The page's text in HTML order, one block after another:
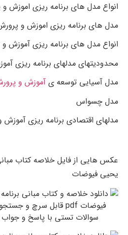
انواع مدل های برنامه ریزی اموزش
مدل های برنامه ریزی اموزش و
انواع مدل های برنامه ریزی آموزش
محدودیتهای مدلهای برنامه ریزی
مدل آسیایی توسعه ی آموزش و
مدل چسواس
مدلهای اقتصادی برنامه ریزی
عکس هایی از فایل خلاصه کتاب
یحیی فیوضات